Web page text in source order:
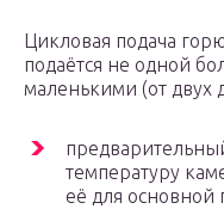
Цикловая подача
подаётся не одной
маленькими (от двух
температуру
её для основной